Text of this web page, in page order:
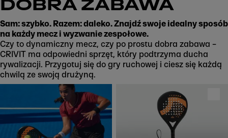
DOBRA ZABAWA
Sam: szybko. Razem: daleko. Znajdź swoje idealny sposób
na każdy mecz i wyzwanie zespołowe.
Czy to dynamiczny mecz, czy po prostu dobra zabawa –
CRIVIT ma odpowiedni sprzęt, który podtrzyma ducha
rywalizacji. Przygotuj się do gry ruchowej i ciesz się każdą
chwilą ze swoją drużyną.